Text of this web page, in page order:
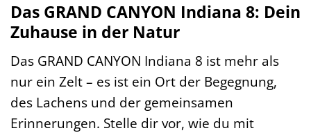
Das GRAND CANYON Indiana 8: Dein
Zuhause in der Natur
Das GRAND CANYON Indiana 8 ist mehr als
nur ein Zelt – es ist ein Ort der Begegnung,
des Lachens und der gemeinsamen
Erinnerungen. Stelle dir vor, wie du mit